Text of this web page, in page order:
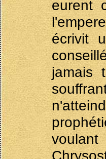
eurent
écrivit
jamais